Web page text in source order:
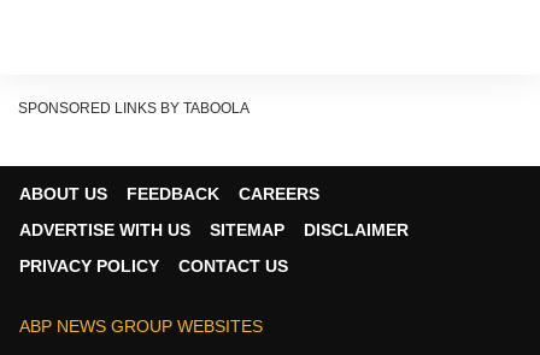
इंडिया ने 20 ओवरों के खेल तक 6 विकेट खोकर 170 रन बना लिए.
SPONSORED LINKS BY TABOOLA
ABOUT US FEEDBACK
CAREERS
ADVERTISE WITH US
SITEMAP
DISCLAIMER
PRIVACY POLICY
CONTACT US
ABP NEWS GROUP WEBSITES